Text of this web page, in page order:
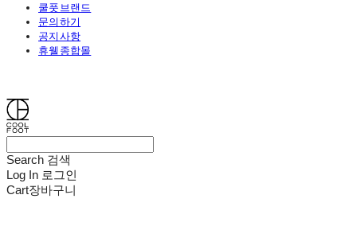
쿨풋브랜드
문의하기
공지사항
휴웰종합몰
Search 검색
Log In 로그인
Cart장바구니